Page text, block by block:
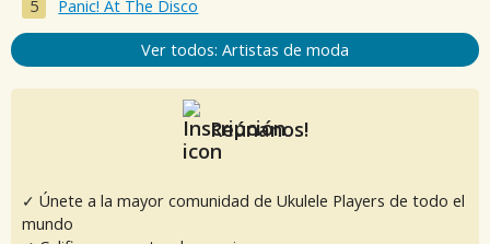
Panic! At The Disco
Ver todos: Artistas de moda
Reúnanos!
✓ Únete a la mayor comunidad de Ukulele Players de todo el
mundo